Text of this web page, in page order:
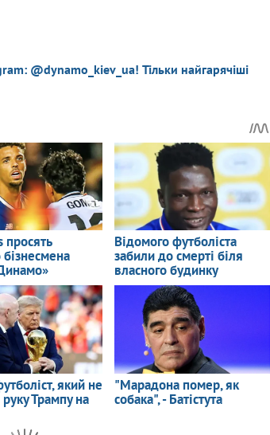
@dynamo_kiev_ua! Тільки найгарячіші